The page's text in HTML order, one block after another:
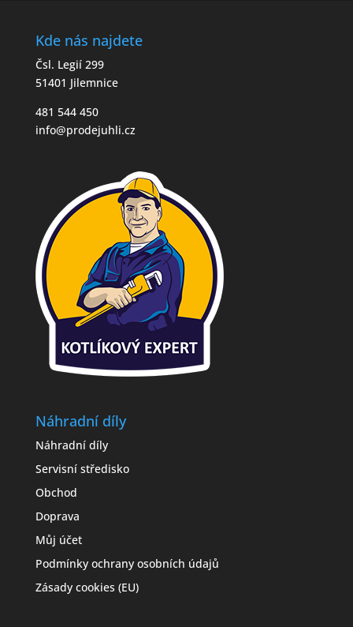
Kde nás najdete
Čsl. Legií 299
51401 Jilemnice
481 544 450
info@prodejuhli.cz
Náhradní díly
Náhradní díly
Servisní středisko
Obchod
Doprava
Můj účet
Podmínky ochrany osobních údajů
Zásady cookies (EU)